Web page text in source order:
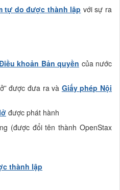
tự do được thành lập với sự ra
khoản Bản quyền của nước
được đưa ra và Giấy phép Nội
được phát hành
(được đổi tên thành OpenStax
thành lập